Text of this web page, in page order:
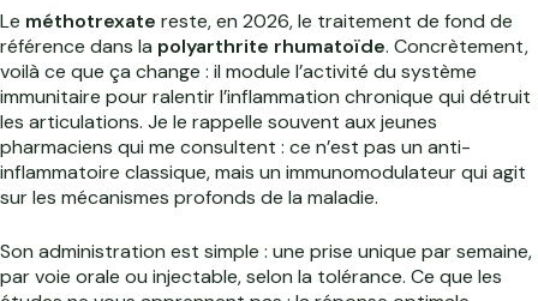
Le méthotrexate reste, en 2026, le traitement de fond de
référence dans la polyarthrite rhumatoïde. Concrètement,
voilà ce que ça change : il module l’activité du système
immunitaire pour ralentir l’inflammation chronique qui détruit
les articulations. Je le rappelle souvent aux jeunes
pharmaciens qui me consultent : ce n’est pas un anti-
inflammatoire classique, mais un immunomodulateur qui agit
sur les mécanismes profonds de la maladie.
Son administration est simple : une prise unique par semaine,
par voie orale ou injectable, selon la tolérance. Ce que les